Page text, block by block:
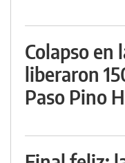
Colapso en
liberaron
Paso Pino